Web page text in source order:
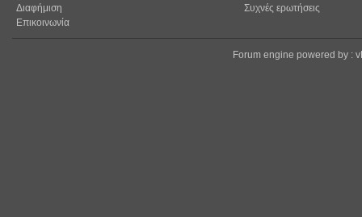
Διαφήμιση
Επικοινωνία
Συχνές ερωτήσεις
Forum engine powered by :